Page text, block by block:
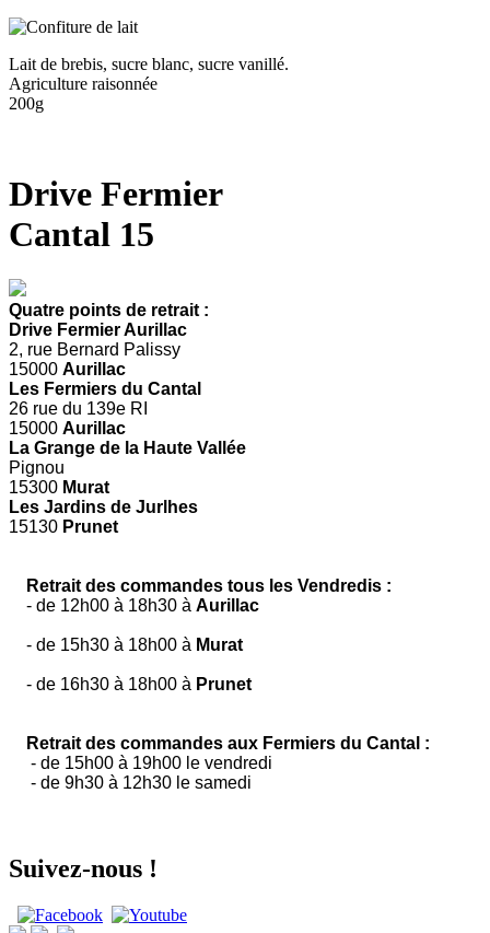
Lait de brebis, sucre blanc, sucre vanillé.
Agriculture raisonnée
200g
Drive Fermier
Cantal 15
Quatre points de retrait :
Drive Fermier Aurillac
2, rue Bernard Palissy
15000 Aurillac
Les Fermiers du Cantal
26 rue du 139e RI
15000 Aurillac
La Grange de la Haute Vallée
Pignou
15300 Murat
Les Jardins de Jurlhes
15130 Prunet
Retrait des commandes tous les Vendredis :
- de 12h00 à 18h30 à Aurillac
- de 15h30 à 18h00 à Murat
- de 16h30 à 18h00 à Prunet
Retrait des commandes aux Fermiers du Cantal :
- de 15h00 à 19h00 le vendredi
- de 9h30 à 12h30 le samedi
Suivez-nous !